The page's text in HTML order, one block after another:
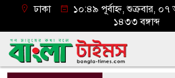
ঢাকা
১০:৪৯ পূর্বাহ্ন, শুক্রবার,
১৪৩৩ বঙ্গাব্দ